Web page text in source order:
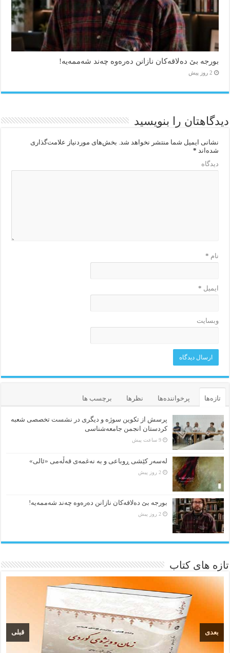
بورجە بێ دەلاقەکان نازانن دەرەوە چەند شەممەیە!
2 روز پیش
دیدگاهتان را بنویسید
نشانی ایمیل شما منتشر نخواهد شد. بخش‌های موردنیاز علامت‌گذاری
شده‌اند *
دیدگاه
نام *
ایمیل *
وبسایت
تازه‌ها پرخواننده‌ها نظرها برچسب ها
پرسش از تکوین سوژه و دیگری در نشست تخصصی شعبه
کردستان انجمن جامعه‌شناسی
9 ساعت پیش
لەسەر کێشی ڕوباعی و به نەغمەی قەڵەمی «ئالی»
2 روز پیش
بورجە بێ دەلاقەکان نازانن دەرەوە چەند شەممەیە!
2 روز پیش
تازه های کتاب
قبلی بعدی